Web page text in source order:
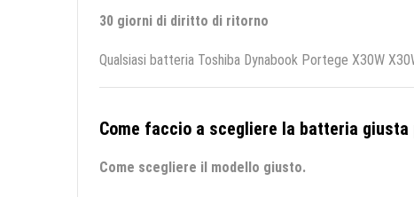
30 giorni di diritto di ritorno
Qualsiasi batteria Toshiba Dynabook Portege X30W
Come faccio a scegliere la batteria
Come scegliere il modello giusto.